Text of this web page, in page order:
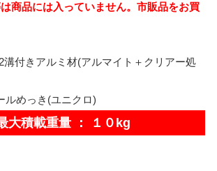
商品には入っていません。市販品をお買
溝付きアルミ材(アルマイト＋クリアー処
ルめっき(ユニクロ)
大積載重量 ： １０kg